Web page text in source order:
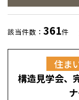
耐震構造
高耐久住宅
高断熱・高気密の家
エネルギー自給自足
檜の魅力 トップ
檜と日本人
1000年を超えて生
知られざる檜の効
注文住宅
グレートステージ
リフォーム トップ
該当件数： 361件
住ま
構造見学会、